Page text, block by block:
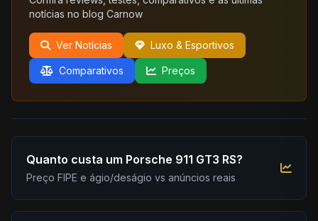
notícias no blog Carnow
Ver Notícias Luxo & Esportivos
Comparativos Preços
Quanto custa um Porsche 911 GT3 RS?
Preço FIPE e ágio/deságio vs anúncios reais